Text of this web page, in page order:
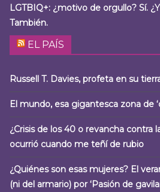
LGTBIQ+: ¿motivo de orgullo? Sí.
También.
EL PAÍS
Russell T. Davies, profeta en su
El mundo, esa gigantesca zona de
¿Crisis de los 40 o revancha contra
ocurrió cuando me teñí de rubio
¿Quiénes son esas mujeres? El
(ni del armario) por ‘Pasión de